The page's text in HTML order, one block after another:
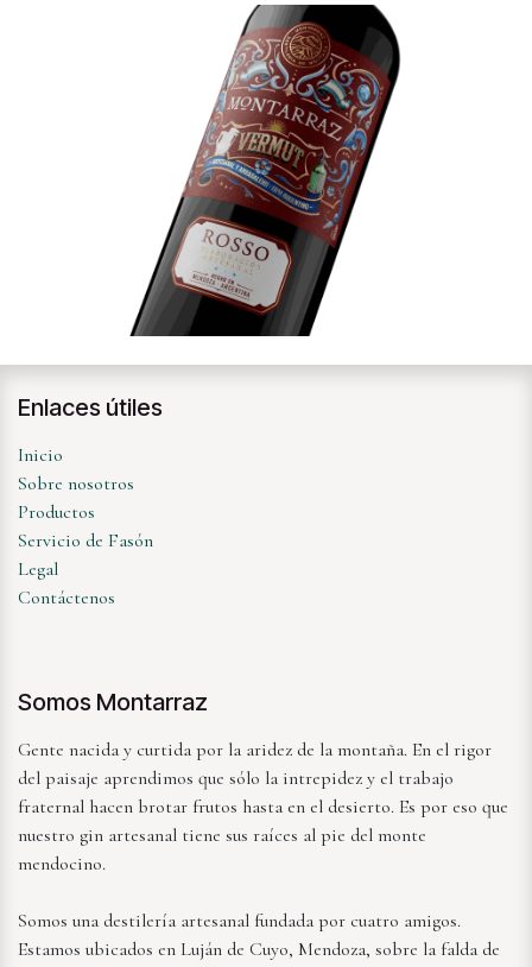
Enlaces útiles
Inicio
Sobre nosotros
Productos
Servicio de Fasón
Legal
Contáctenos
Somos Montarraz
Gente nacida y curtida por la aridez de la montaña. En el rigor
del paisaje aprendimos que sólo la intrepidez y el trabajo
fraternal hacen brotar frutos hasta en el desierto. Es por eso que
nuestro gin artesanal tiene sus raíces al pie del monte
mendocino.
Somos una destilería artesanal fundada por cuatro amigos.
Estamos ubicados en Luján de Cuyo, Mendoza, sobre la falda de